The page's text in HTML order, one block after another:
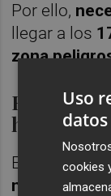
Por ello,
llegar a los
zona
El Sevilla
hasta ocho
El rival, por
necesitado.
Uso
datos
cookies